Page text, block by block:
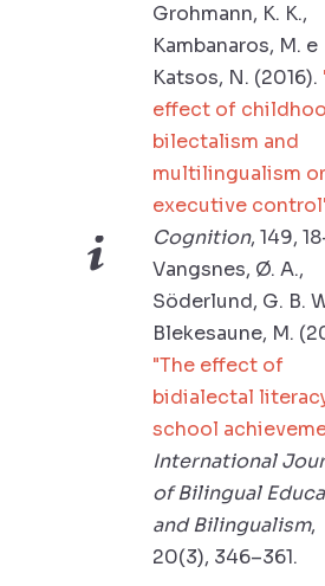
Grohmann, K. K.,
Kambanaros, M. e
Katsos, N. (2016).
effect of
bilectalism and
multilingualism
executive
Cognition, 149,
Vangsnes, Ø. A.,
Söderlund, G. B.
Blekesaune, M.
"The effect of
bidialectal
school
International
of Bilingual
and Bilingualism,
20(3), 346–361.